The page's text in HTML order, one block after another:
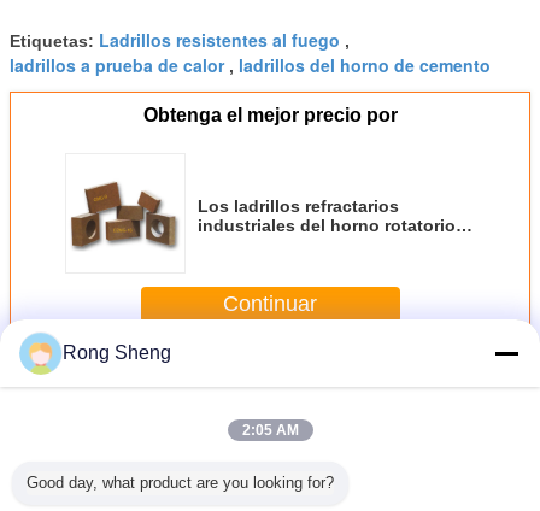
Etiquetas: Ladrillos resistentes al fuego ,
ladrillos a prueba de calor, ladrillos del horno de cemento
Obtenga el mejor precio por
Los ladrillos refractarios
industriales del horno rotatorio
Continuar
MásLadrillos refractarios del horno
Rong Sheng
2:05 AM
Good day, what product are you looking for?